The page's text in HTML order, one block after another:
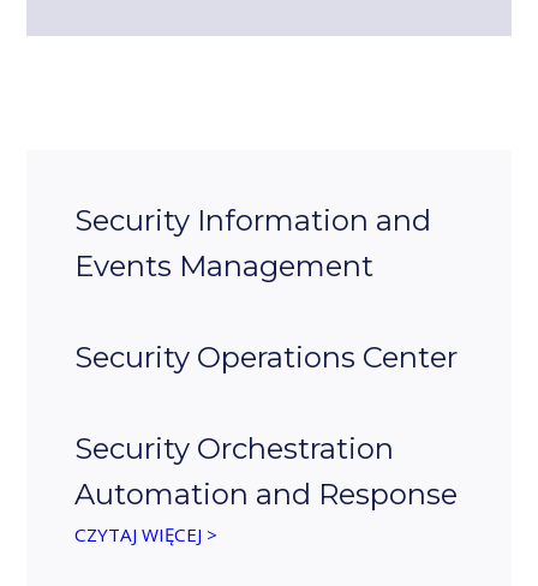
Security Information and
Events Management
Security Operations Center
Security Orchestration
Automation and Response
CZYTAJ WIĘCEJ >